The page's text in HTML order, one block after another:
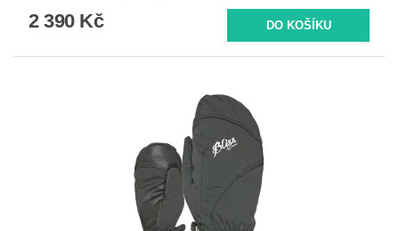
2 390 Kč